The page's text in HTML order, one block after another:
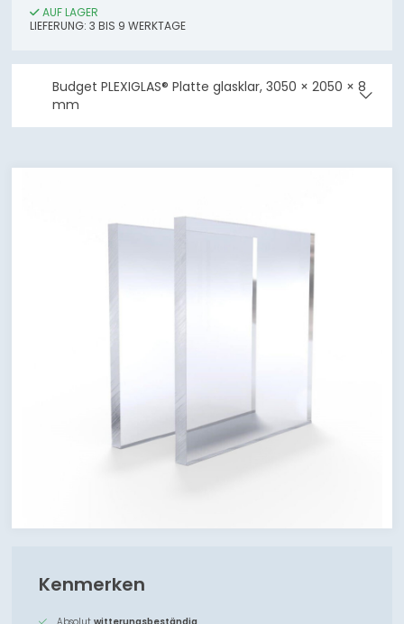
AUF LAGER
LIEFERUNG: 3 BIS 9 WERKTAGE
Budget PLEXIGLAS® Platte glasklar, 3050 × 2050 × 8
mm
Kenmerken